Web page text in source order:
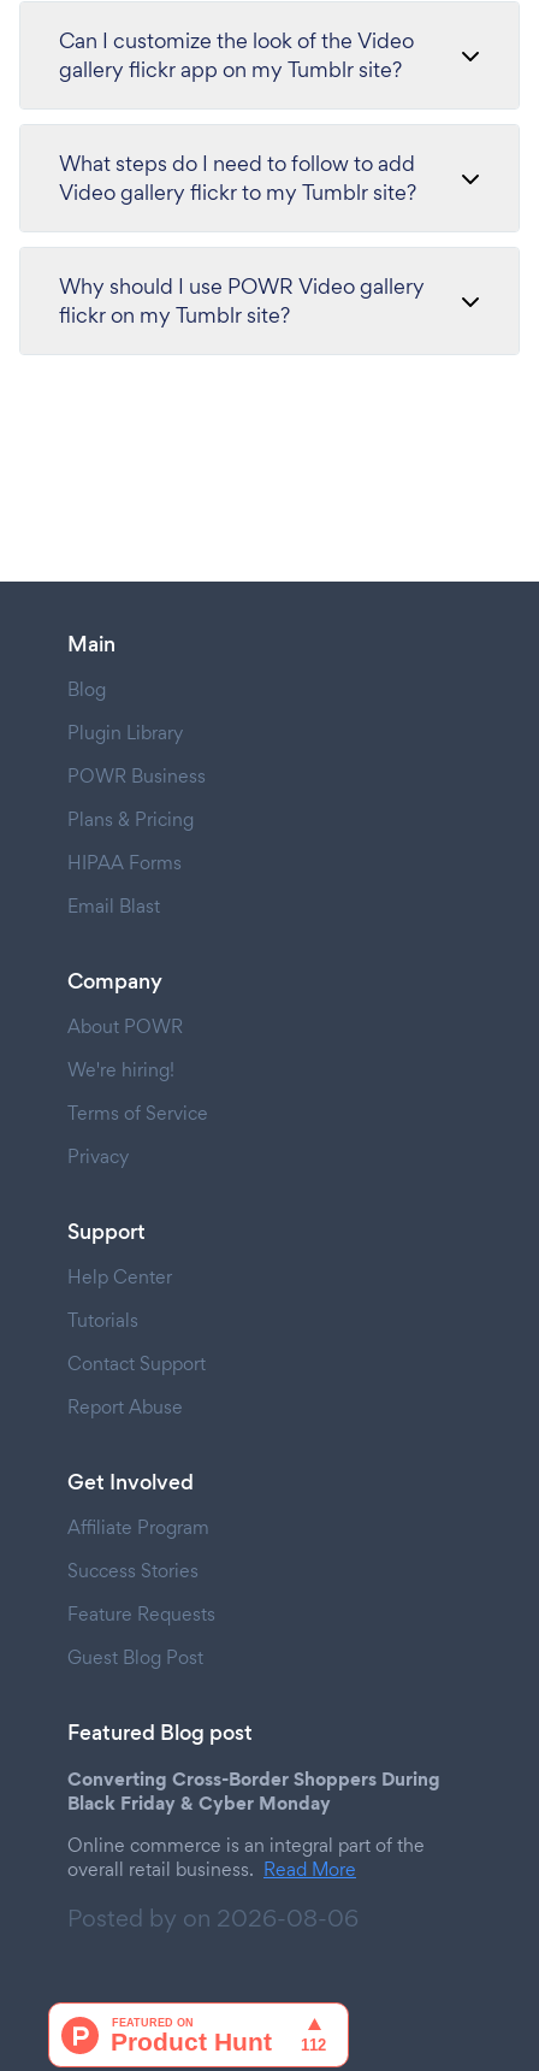
Can I customize the look of the Video
gallery flickr app on my Tumblr site?
What steps do I need to follow to add
Video gallery flickr to my Tumblr site?
Why should I use POWR Video gallery
flickr on my Tumblr site?
Main
Blog
Plugin Library
POWR Business
Plans & Pricing
HIPAA Forms
Email Blast
Company
About POWR
We're hiring!
Terms of Service
Privacy
Support
Help Center
Tutorials
Contact Support
Report Abuse
Get Involved
Affiliate Program
Success Stories
Feature Requests
Guest Blog Post
Featured Blog post
Converting Cross-Border Shoppers During
Black Friday & Cyber Monday
Online commerce is an integral part of the
overall retail business. Read More
Posted by on 2026-08-06